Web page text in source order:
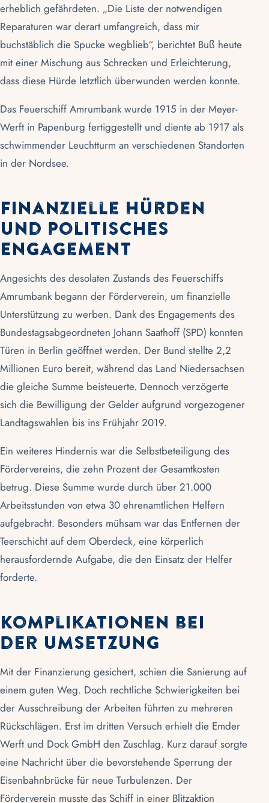
erheblich gefährdeten. „Die Liste der notwendigen
Reparaturen war derart umfangreich, dass mir
buchstäblich die Spucke wegblieb“, berichtet Buß heute
mit einer Mischung aus Schrecken und Erleichterung,
dass diese Hürde letztlich überwunden werden konnte.
Das Feuerschiff Amrumbank wurde 1915 in der Meyer-
Werft in Papenburg fertiggestellt und diente ab 1917 als
schwimmender Leuchtturm an verschiedenen Standorten
in der Nordsee.
Finanzielle Hürden
und politisches
Engagement
Angesichts des desolaten Zustands des Feuerschiffs
Amrumbankbegann der Förderverein, um finanzielle
Unterstützung zu werben. Dank des Engagements des
Bundestagsabgeordneten Johann Saathoff (SPD) konnten
Türen in Berlin geöffnet werden. Der Bund stellte 2,2
Millionen Euro bereit, während das Land Niedersachsen
die gleiche Summe beisteuerte. Dennoch verzögerte
sich die Bewilligung der Gelder aufgrund vorgezogener
Landtagswahlen bis ins Frühjahr 2019.
Ein weiteres Hindernis war die Selbstbeteiligung des
Fördervereins, die zehn Prozent der Gesamtkosten
betrug. Diese Summe wurde durch über 21.000
Arbeitsstunden von etwa 30 ehrenamtlichen Helfern
aufgebracht. Besonders mühsam war das Entfernen der
Teerschicht auf dem Oberdeck, eine körperlich
herausfordernde Aufgabe, die den Einsatz der Helfer
forderte.
Komplikationen bei
der Umsetzung
Mit der Finanzierung gesichert, schien die Sanierung auf
einem guten Weg. Doch rechtliche Schwierigkeiten bei
der Ausschreibung der Arbeiten führten zu mehreren
Rückschlägen. Erst im dritten Versuch erhielt die Emder
Werft und Dock GmbH den Zuschlag. Kurz darauf sorgte
eine Nachricht über die bevorstehende Sperrung der
Eisenbahnbrücke für neue Turbulenzen. Der
Förderverein musste das Schiff in einer Blitzaktion